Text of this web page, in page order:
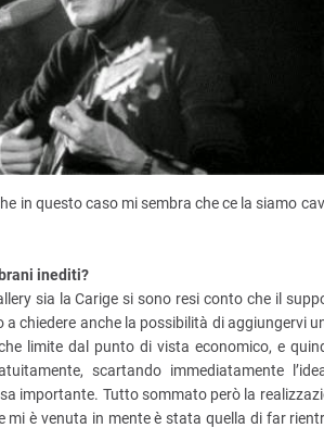
in questo caso mi sembra che ce la siamo
inediti?
sia la Carige si sono resi conto che il
chiedere anche la possibilità di aggiungervi
limite dal punto di vista economico, e
scartando immediatamente
importante. Tutto sommato però la
è venuta in mente è stata quella di far